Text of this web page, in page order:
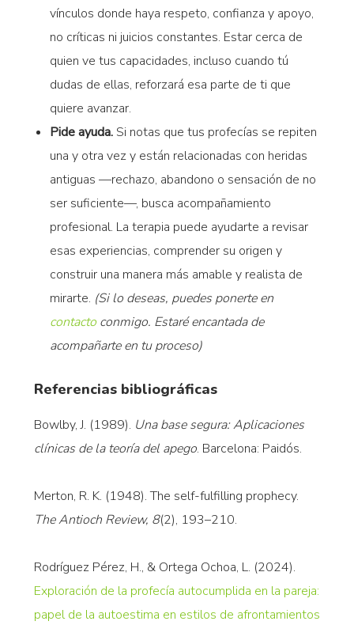
vínculos donde haya respeto, confianza y apoyo,
no críticas ni juicios constantes. Estar cerca de
quien ve tus capacidades, incluso cuando tú
dudas de ellas, reforzará esa parte de ti que
quiere avanzar.
Pide ayuda.Si notas que tus profecías se repiten
una y otra vez y están relacionadas con heridas
antiguas —rechazo, abandono o sensación de no
ser suficiente—, busca acompañamiento
profesional. La terapia puede ayudarte a revisar
esas experiencias, comprender su origen y
construir una manera más amable y realista de
mirarte. (Si lo deseas, puedes ponerte en
contacto conmigo. Estaré encantada de
acompañarte en tu proceso)
Referencias bibliográficas
Bowlby, J. (1989). Una base segura: Aplicaciones
clínicas de la teoría del apego. Barcelona: Paidós.
Merton, R. K. (1948). The self-fulfilling prophecy.
The Antioch Review, 8(2), 193–210.
Rodríguez Pérez, H., & Ortega Ochoa, L. (2024).
Exploración de la profecía autocumplida en la pareja:
papel de la autoestima en estilos de afrontamientos